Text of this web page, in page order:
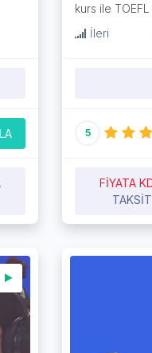
kurs ile
İleri
5
FIYATA